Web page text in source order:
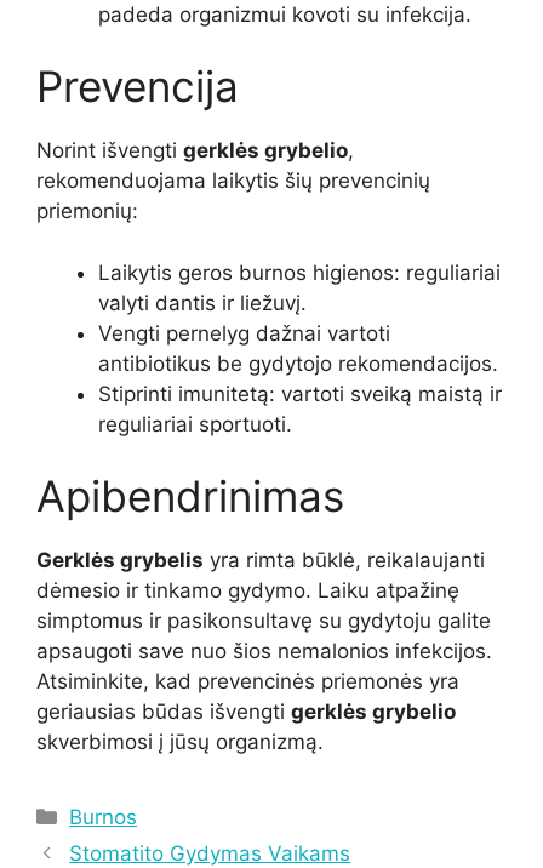
padeda organizmui kovoti su infekcija.
Prevencija
Norint išvengti gerklės grybelio,
rekomenduojama laikytis šių prevencinių
priemonių:
Laikytis geros burnos higienos: reguliariai
valyti dantis ir liežuvį.
Vengti pernelyg dažnai vartoti
antibiotikus be gydytojo rekomendacijos.
Stiprinti imunitetą: vartoti sveiką maistą ir
reguliariai sportuoti.
Apibendrinimas
Gerklės grybelis yra rimta būklė, reikalaujanti
dėmesio ir tinkamo gydymo. Laiku atpažinę
simptomus ir pasikonsultavę su gydytoju galite
apsaugoti save nuo šios nemalonios infekcijos.
Atsiminkite, kad prevencinės priemonės yra
geriausias būdas išvengti gerklės grybelio
skverbimosi į jūsų organizmą.
Kategorijos
Burnos
Stomatito Gydymas Vaikams